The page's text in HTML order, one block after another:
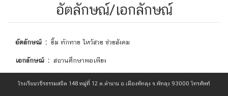
อัตลักษณ์/เอกลักษณ์
อัตลักษณ์ : ยิ้ม ทักทาย ไหว้สวย ช่วยสังคม
เอกลักษณ์ : สถานศึกษาพอเพียง
โรงเรียนวชิรธรรมสถิต 148 หมู่ที่ 12 ต.ตำนาน อ.เมืองพัทลุง จ.พัทลุง 93000 โทรศัพท์